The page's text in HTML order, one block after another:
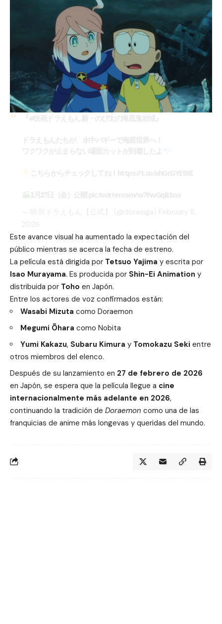
Este avance visual ha aumentado la expectación del
público mientras se acerca la fecha de estreno.
La película está dirigida por Tetsuo Yajima y escrita por
Isao Murayama. Es producida por Shin-Ei Animation y
distribuida por Toho en Japón.
Entre los actores de voz confirmados están:
Wasabi Mizuta como Doraemon
Megumi Ōhara como Nobita
Yumi Kakazu, Subaru Kimura y Tomokazu Seki entre
otros miembros del elenco.
Después de su lanzamiento en 27 de febrero de 2026
en Japón, se espera que la película llegue a cine
internacionalmente más adelante en 2026,
continuando la tradición de Doraemon como una de las
franquicias de anime más longevas y queridas del mundo.